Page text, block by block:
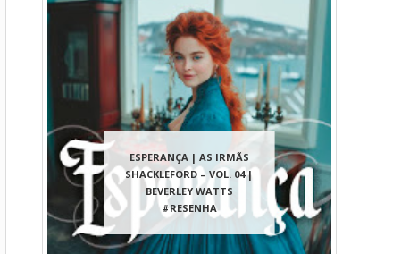
ESPERANÇA | AS IRMÃS
SHACKLEFORD – VOL. 04 |
BEVERLEY WATTS
#RESENHA